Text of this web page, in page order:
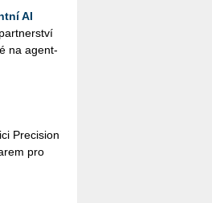
AI
na agent­
Pre­ci­si­on
pro